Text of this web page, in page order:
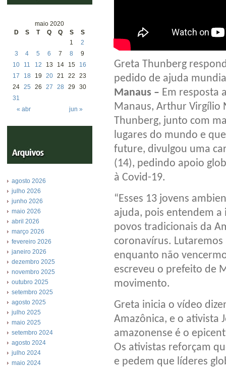
maio 2020
D
S T Q Q S S
« abr jun »
1
2
3
4 5 6 7 8
9
10
11 12 13 14 15
16
17
18 19 20 21 22
23
24 25 26 27 28 29
30
31
agosto 2026
julho 2026
junho 2026
maio 2026
abril 2026
março 2026
fevereiro 2026
janeiro 2026
dezembro 2025
novembro 2025
outubro 2025
setembro 2025
agosto 2025
julho 2025
maio 2025
setembro 2024
agosto 2024
julho 2024
maio 2024
Greta Thunberg
pedido de ajuda
Manaus – Em resposta
Manaus, Arthur Virgílio
Thunberg, junto com
lugares do mundo e
future, divulgou uma
(14), pedindo apoio
à Covid-19.
“Esses 13 jovens
ajuda, pois entendem
povos tradicionais da
coronavírus.
enquanto não
escreveu o prefeito de
movimento.
Greta inicia o vídeo
Amazônica, e o ativista
amazonense é o
Os ativistas reforçam
e pedem que líderes